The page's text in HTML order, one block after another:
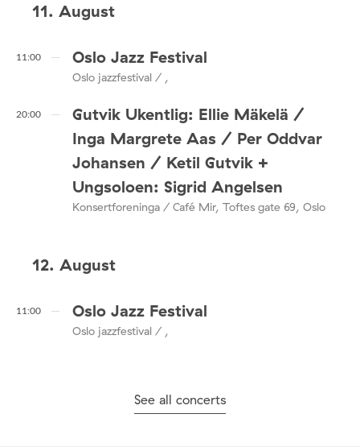
11. August
11:00 Oslo Jazz Festival
Oslo jazzfestival / ,
20:00
Gutvik Ukentlig: Ellie Mäkelä /
Inga Margrete Aas / Per Oddvar
Johansen / Ketil Gutvik +
Ungsoloen: Sigrid Angelsen
Konsertforeninga / Café Mir, Toftes gate 69, Oslo
12. August
11:00 Oslo Jazz Festival
Oslo jazzfestival / ,
See all concerts